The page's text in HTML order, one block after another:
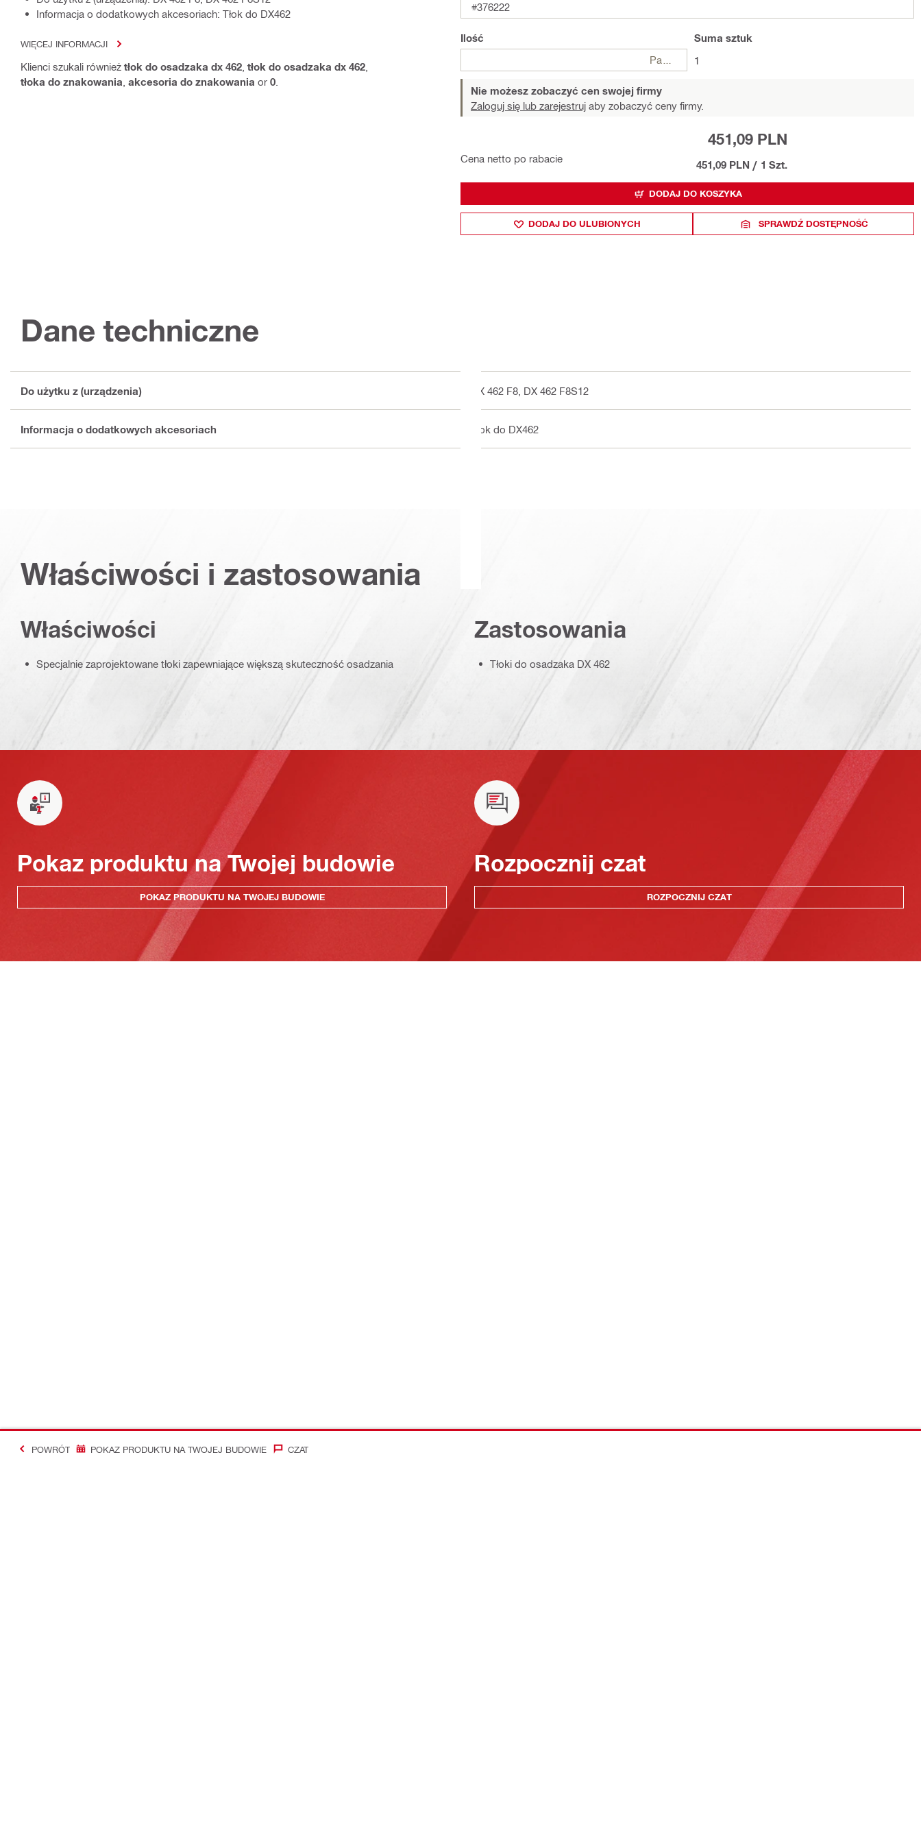
Informacja o dodatkowych akcesoriach: Tłok do DX462
WIĘCEJ INFORMACJI
Klienci szukali również tłok do osadzaka dx 462 tłok do osadzaka dx 462
tłoka do znakowania akcesoria do znakowania or 0
#376222
Ilość
Suma sztuk
1
Nie możesz zobaczyć cen swojej firmy
Zaloguj się lub zarejestruj aby zobaczyć ceny firmy.
Cena netto po rabacie
451,09 PLN
451,09 PLN / 1 Szt.
DODAJ DO KOSZYKA
DODAJ DO ULUBIONYCH SPRAWDŹ DOSTĘPNOŚĆ
Dane techniczne
Do użytku z (urządzenia) DX 462 F8, DX 462 F8S12
Informacja o dodatkowych akcesoriach Tłok do DX462
Właściwości i zastosowania
Właściwości
Specjalnie zaprojektowane tłoki zapewniające większą skuteczność osadzania
Zastosowania
Tłoki do osadzaka DX 462
Pokaz produktu na Twojej budowie
POKAZ PRODUKTU NA TWOJEJ BUDOWIE
Rozpocznij czat
ROZPOCZNIJ CZAT
POWRÓT POKAZ PRODUKTU NA TWOJEJ BUDOWIE CZAT